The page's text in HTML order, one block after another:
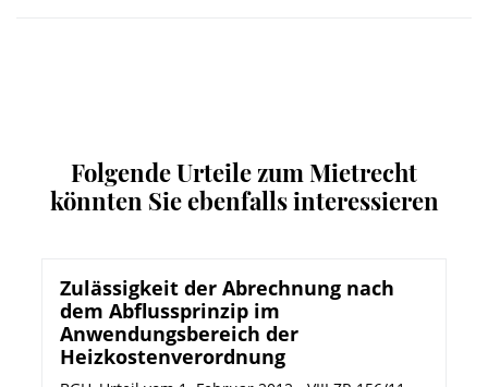
Folgende Urteile zum Mietrecht
könnten Sie ebenfalls interessieren
Zulässigkeit der Abrechnung nach
dem Abflussprinzip im
Anwendungsbereich der
Heizkostenverordnung